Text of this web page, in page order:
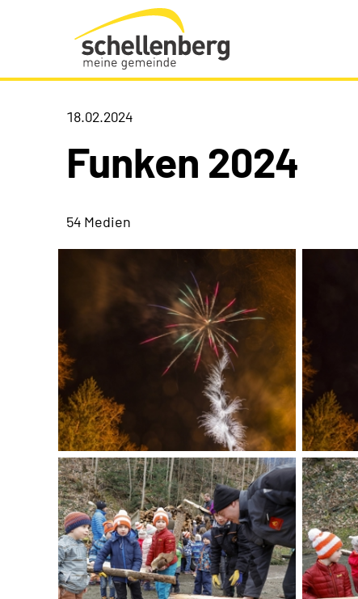
Gemeinde Schellenberg Startseite
18.02.2024
Funken 2024
54 Medien